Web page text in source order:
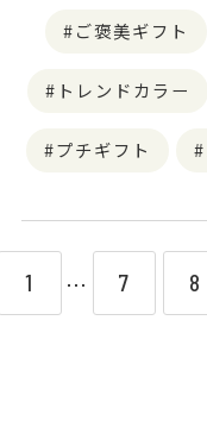
ご褒美ギフト
トレンドカラー
プチギフト
1 ⋯ 7 8